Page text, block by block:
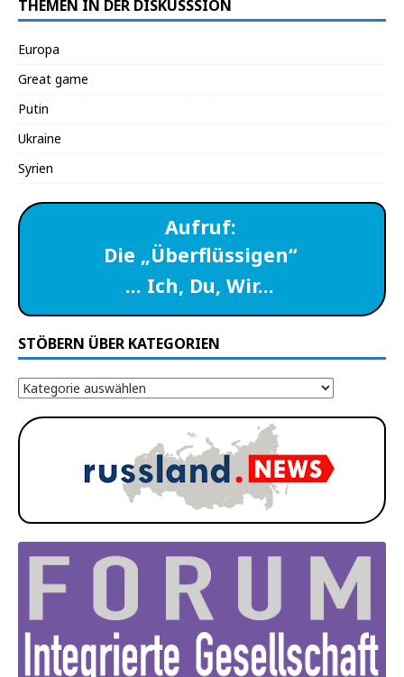
THEMEN IN DER DISKUSSSION
Europa
Great game
Putin
Ukraine
Syrien
Aufruf:
Die „Überflüssigen“
… Ich, Du, Wir…
STÖBERN ÜBER KATEGORIEN